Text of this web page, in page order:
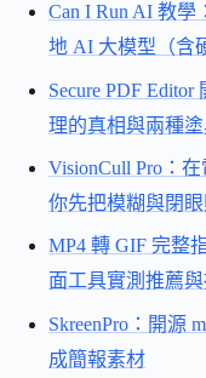
Can I Run AI 教
地 AI 大模型（含
Secure PDF
理的真相與兩種
VisionCull Pro：
你先把模糊與閉
MP4 轉 GIF 完整
面工具實測推薦
SkreenPro：開源
成簡報素材